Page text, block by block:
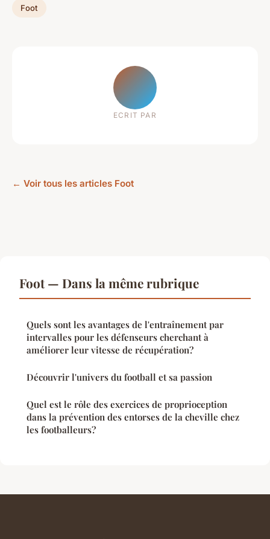
Foot
ECRIT PAR
← Voir tous les articles Foot
Foot — Dans la même rubrique
Quels sont les avantages de l'entraînement par
intervalles pour les défenseurs cherchant à
améliorer leur vitesse de récupération?
Découvrir l'univers du football et sa passion
Quel est le rôle des exercices de proprioception
dans la prévention des entorses de la cheville chez
les footballeurs?